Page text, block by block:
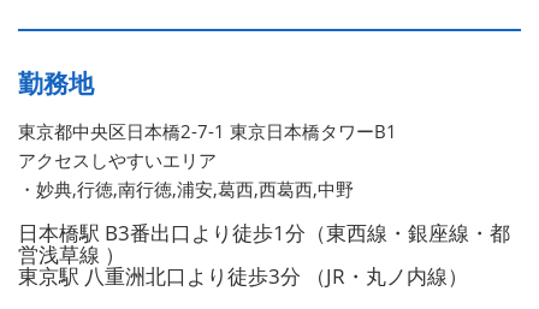
勤務地
東京都中央区日本橋2-7-1 東京日本橋タワーB1
アクセスしやすいエリア
・妙典,行徳,南行徳,浦安,葛西,西葛西,中野
日本橋駅 B3番出口より徒歩1分（東西線・銀座線・都
営浅草線 ）
東京駅 八重洲北口より徒歩3分 （JR・丸ノ内線）